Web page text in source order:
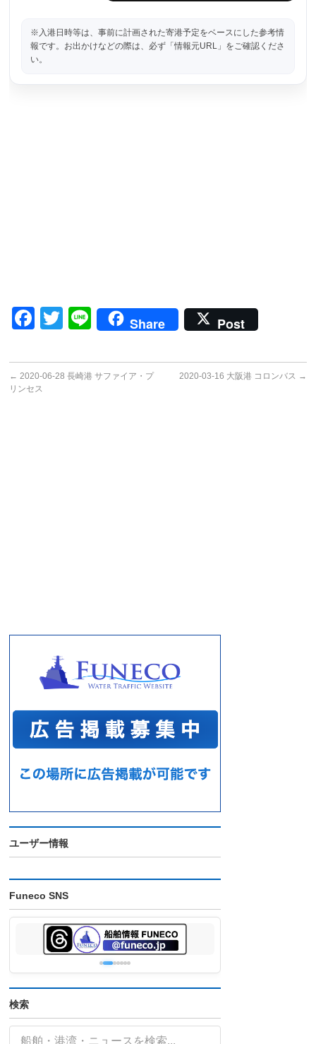
※入港日時等は、事前に計画された寄港予定をベースにした参考情
報です。お出かけなどの際は、必ず「情報元URL」をご確認くださ
い。
Facebook
Twitter
LineShare Post
← 2020-06-28 長崎港 サファイア・プ
リンセス
2020-03-16 大阪港 コロンバス →
ユーザー情報
Funeco SNS
検索